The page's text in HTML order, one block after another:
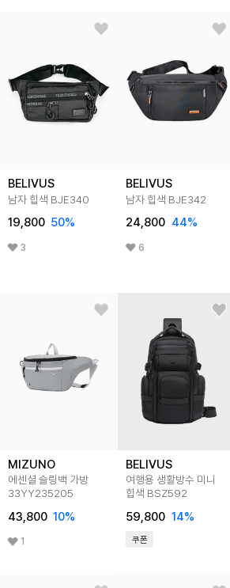
BELIVUS
남자 힙색 BJE340
19,800 50%
3
BELIVUS
남자 힙색 BJE342
24,800 44%
6
MIZUNO
에센셜 슬링백 가방
33YY235205
43,800 10%
1
BELIVUS
여행용 생활방수 미니
힙색 BSZ592
59,800 14%
쿠폰